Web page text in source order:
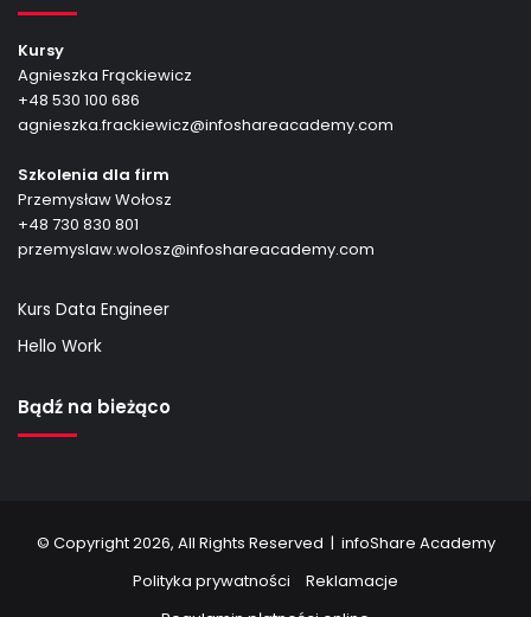
Kursy
Agnieszka Frąckiewicz
+48 530 100 686
agnieszka.frackiewicz@infoshareacademy.com
Szkolenia dla firm
Przemysław Wołosz
+48 730 830 801
przemyslaw.wolosz@infoshareacademy.com
Kurs Data Engineer
Hello Work
Bądź na bieżąco
© Copyright 2026, All Rights Reserved | infoShare Academy
Polityka prywatności
Reklamacje